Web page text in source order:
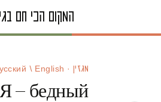
מגזין · русский / English / عربى
Я — бедный